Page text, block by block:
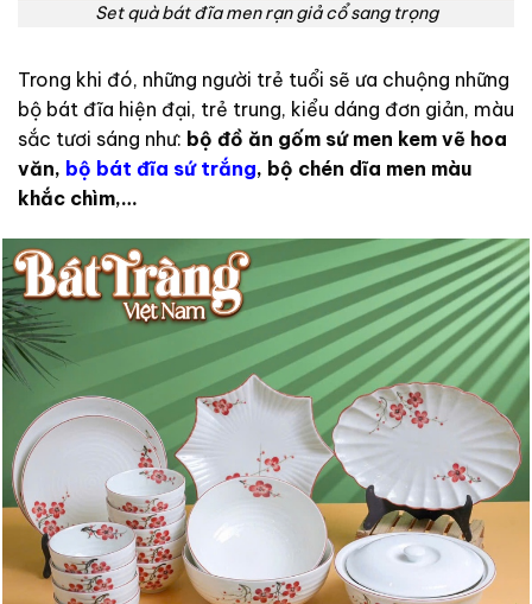
Set quà bát đĩa men rạn giả cổ sang trọng
Trong khi đó, những người trẻ tuổi sẽ ưa chuộng những
bộ bát đĩa hiện đại, trẻ trung, kiểu dáng đơn giản, màu
sắc tươi sáng như: bộ đồ ăn gốm sứ men kem vẽ hoa
văn, bộ bát đĩa sứ trắng, bộ chén dĩa men màu
khắc chìm,…